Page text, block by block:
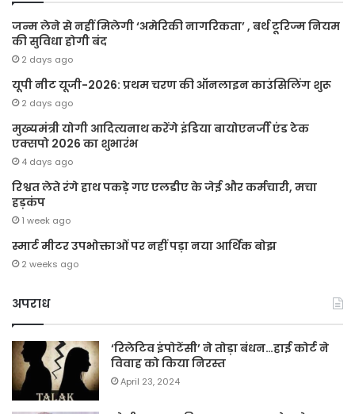
जन्म लेने से नहीं मिलेगी ‘अमेरिकी नागरिकता’ , बर्थ टूरिज्म नियम
की सुविधा होगी बंद
2 days ago
यूपी नीट यूजी-2026: प्रथम चरण की ऑनलाइन काउंसिलिंग शुरू
2 days ago
मुख्यमंत्री योगी आदित्यनाथ करेंगे इंडिया बायोएनर्जी एंड टेक
एक्सपो 2026 का शुभारंभ
4 days ago
रिश्वत लेते रंगे हाथ पकड़े गए एलडीए के जेई और कर्मचारी, मचा
हड़कंप
1 week ago
स्मार्ट मीटर उपभोक्ताओं पर नहीं पड़ा नया आर्थिक बोझ
2 weeks ago
अपराध
‘रिलेटिव इंपोटेंसी’ ने तोड़ा बंधन…हाई कोर्ट ने
विवाह को किया निरस्त
April 23, 2024